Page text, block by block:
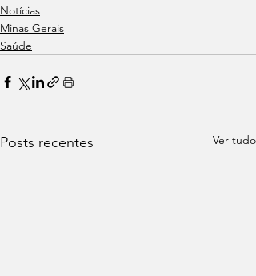
Notícias
Minas Gerais
Saúde
Posts recentes Ver tudo